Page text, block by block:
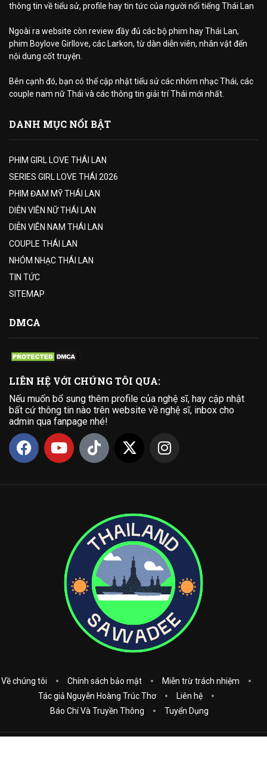
thông tin về tiểu sử, profile hay tin tức của người nổi tiếng Thái Lan
Ngoài ra website còn review đầy đủ các bộ phim hay Thái Lan,
phim Boylove Girllove, các Larkon, từ dàn diễn viên, nhân vật đến
nội dung cốt truyện.
Bên cạnh đó, bạn có thể cập nhật tiểu sử các nhóm nhạc Thái, các
couple nam nữ Thái và các thông tin giải trí Thái mới nhất.
DANH MỤC NỔI BẬT
PHIM GIRL LOVE THÁI LAN
SERIES GIRL LOVE THÁI 2026
PHIM ĐAM MỸ THÁI LAN
DIỄN VIÊN NỮ THÁI LAN
DIỄN VIÊN NAM THÁI LAN
COUPLE THÁI LAN
NHÓM NHẠC THÁI LAN
TIN TỨC
SITEMAP
DMCA
LIÊN HỆ VỚI CHÚNG TÔI QUA:
Nếu muốn bổ sung thêm profile của nghệ sĩ, hay cập nhật
bất cứ thông tin nào trên website về nghệ sĩ, inbox cho
admin qua fanpage nhé!
Về chúng tôi Chính sách bảo mật
Miễn trừ trách nhiệm
Tác giả Nguyễn Hoàng Trúc Thơ
Liên hệ
Báo Chí Và Truyền Thông
Tuyển Dụng